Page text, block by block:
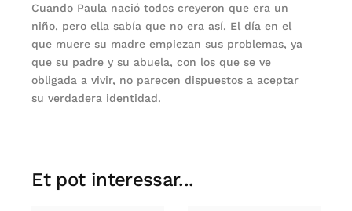
Cuando Paula nació todos creyeron que era un
niño, pero ella sabía que no era así. El día en el
que muere su madre empiezan sus problemas, ya
que su padre y su abuela, con los que se ve
obligada a vivir, no parecen dispuestos a aceptar
su verdadera identidad.
Et pot interessar...